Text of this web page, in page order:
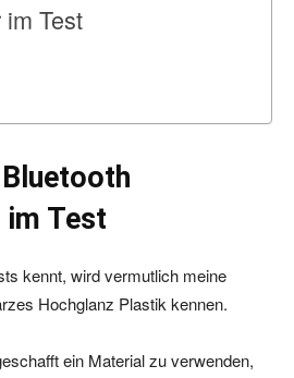
Test
Bluetooth
im Test
kennt, wird vermutlich meine
Hochglanz Plastik kennen.
ein Material zu verwenden,